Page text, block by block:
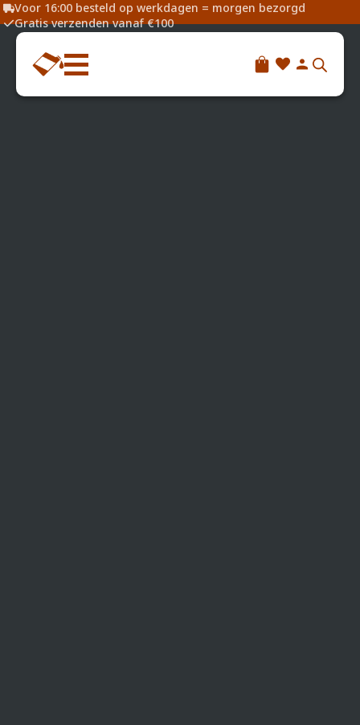
Voor 16:00 besteld op werkdagen = morgen bezorgd
Gratis verzenden vanaf €100